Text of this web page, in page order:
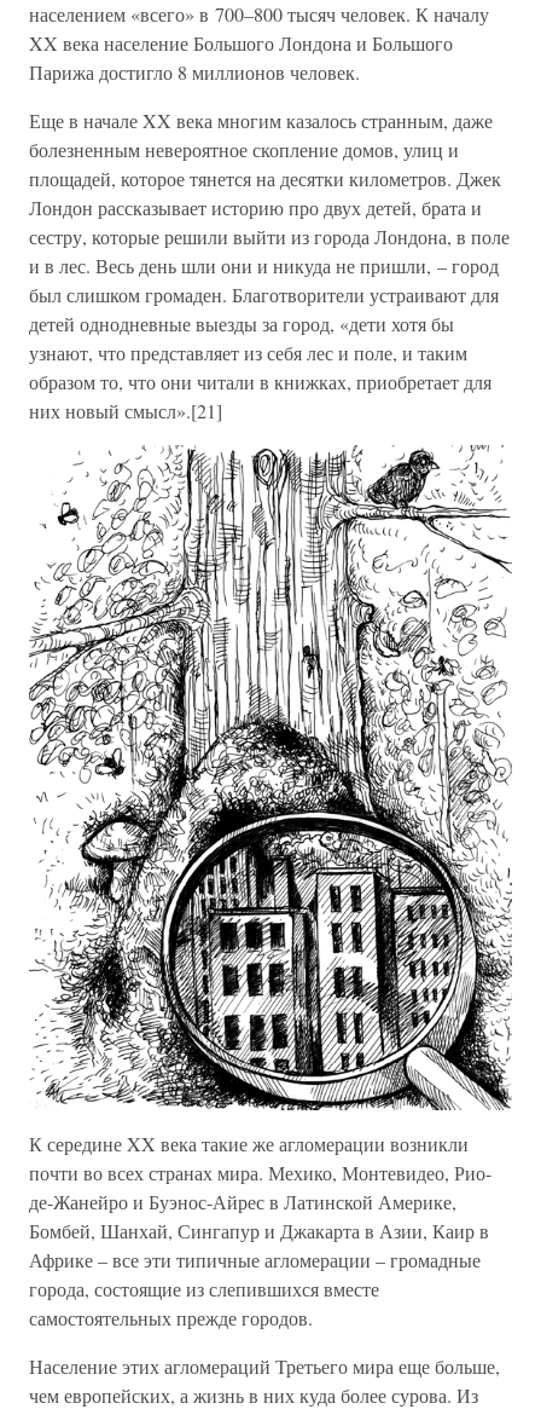
населением «всего» в 700–800 тысяч человек. К началу
XX века население Большого Лондона и Большого
Парижа достигло 8 миллионов человек.
Еще в начале XX века многим казалось странным, даже
болезненным невероятное скопление домов, улиц и
площадей, которое тянется на десятки километров. Джек
Лондон рассказывает историю про двух детей, брата и
сестру, которые решили выйти из города Лондона, в поле
и в лес. Весь день шли они и никуда не пришли, – город
был слишком громаден. Благотворители устраивают для
детей однодневные выезды за город, «дети хотя бы
узнают, что представляет из себя лес и поле, и таким
образом то, что они читали в книжках, приобретает для
них новый смысл».[21]
К середине XX века такие же агломерации возникли
почти во всех странах мира. Мехико, Монтевидео, Рио-
де-Жанейро и Буэнос-Айрес в Латинской Америке,
Бомбей, Шанхай, Сингапур и Джакарта в Азии, Каир в
Африке – все эти типичные агломерации – громадные
города, состоящие из слепившихся вместе
самостоятельных прежде городов.
Население этих агломераций Третьего мира еще больше,
чем европейских, а жизнь в них куда более сурова. Из